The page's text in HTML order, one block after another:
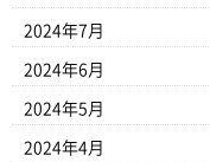
2024年7月
2024年6月
2024年5月
2024年4月